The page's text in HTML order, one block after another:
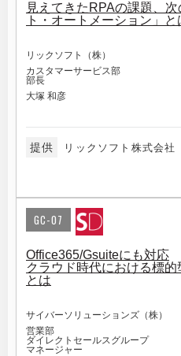
見えてきたRPAの課題、
ト・オートメーション」と
リックソフト（株）
カスタマーサービス部
部長
大塚 和彦
提供 リックソフト株式会社
GC-07
Office365/Gsuiteにも対応
クラウド時代における標
とは
サイバーソリューションズ（株）
営業部
ダイレクトセールスグループ
マネージャー